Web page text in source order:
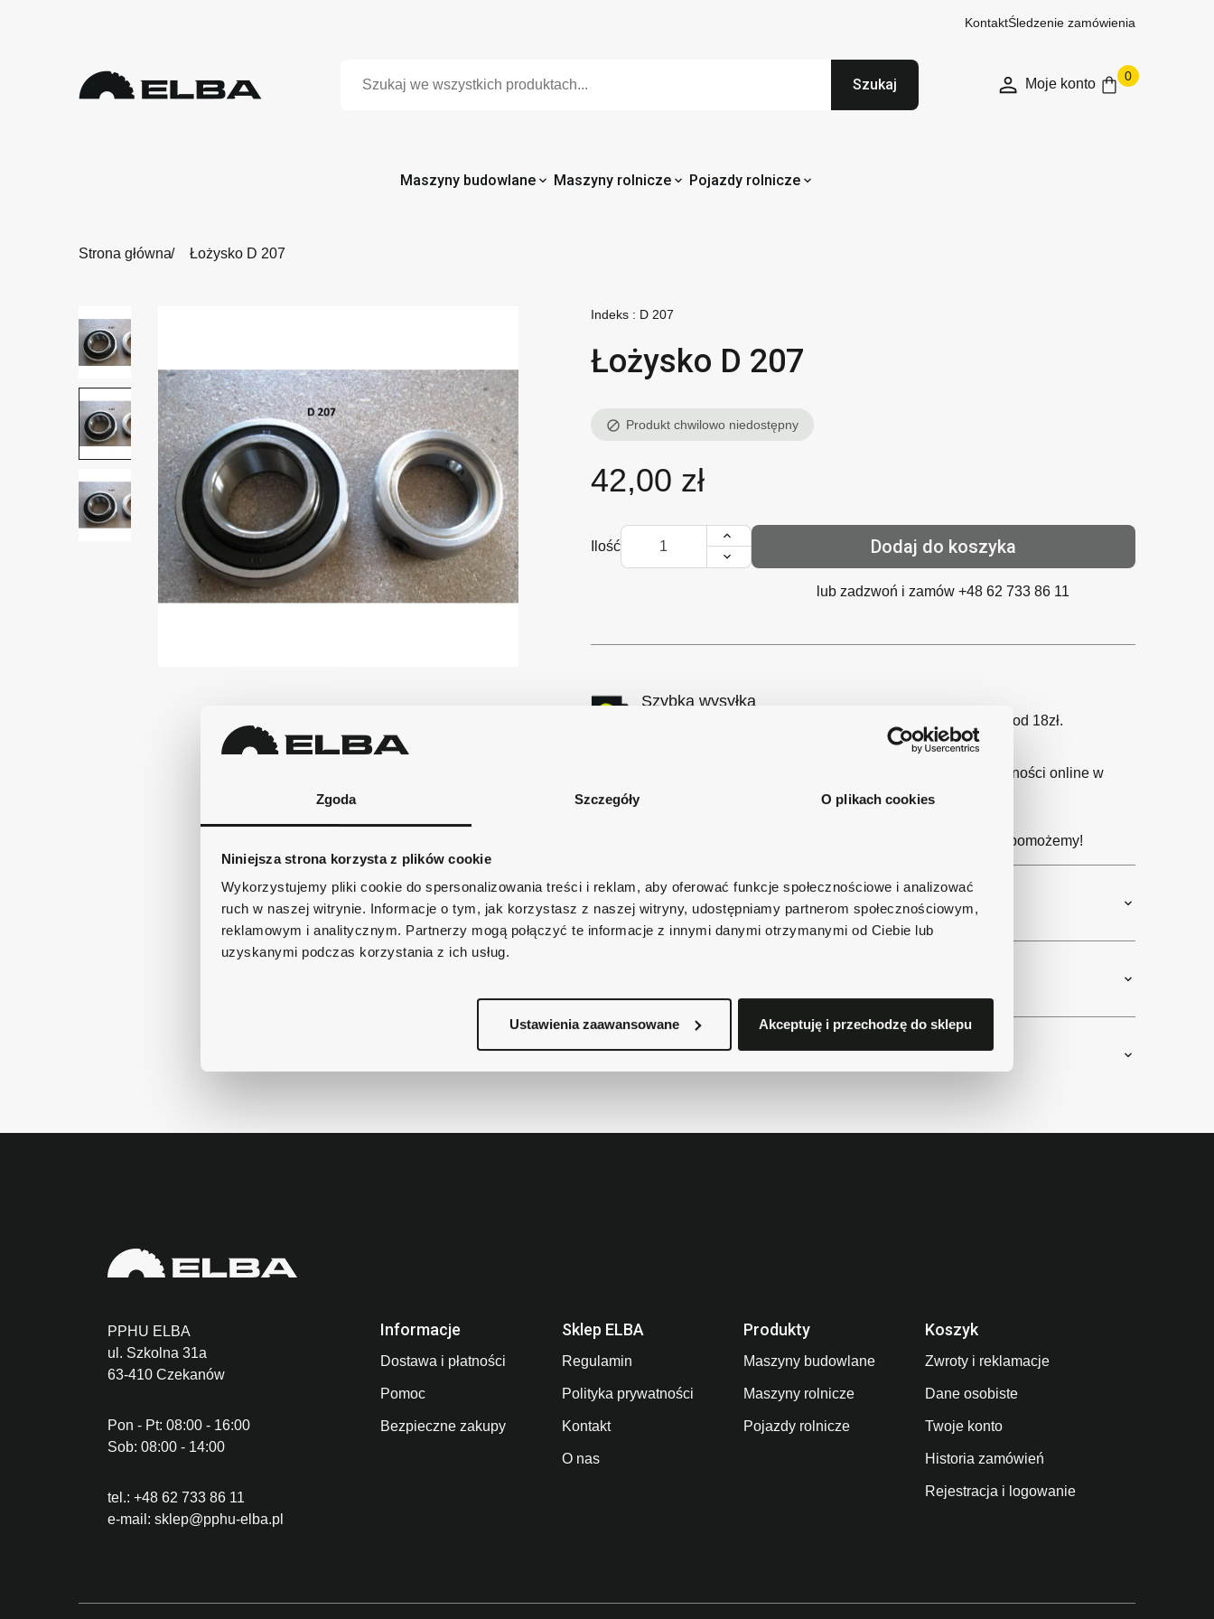
Zgoda Szczegóły O plikach cookies
Niniejsza strona korzysta z plików cookie
Wykorzystujemy pliki cookie do spersonalizowania treści i reklam, aby oferować funkcje społecznościowe i analizować
ruch w naszej witrynie. Informacje o tym, jak korzystasz z naszej witryny, udostępniamy partnerom społecznościowym,
reklamowym i analitycznym. Partnerzy mogą połączyć te informacje z innymi danymi otrzymanymi od Ciebie lub
uzyskanymi podczas korzystania z ich usług.
Ustawienia zaawansowane Akceptuję i przechodzę do sklepu
KontaktŚledzenie zamówienia
Szukaj Moje konto
0
Maszyny budowlane Maszyny rolnicze Pojazdy rolnicze
Strona główna Łożysko D 207
Indeks : D 207
Łożysko D 207
block Produkt chwilowo niedostępny
42,00 zł
Ilość Dodaj do koszyka
lub zadzwoń i zamów+48 62 733 86 11
Szybka wysyłka
Zamówienia wysyłamy w ciągu 1-2 dni, koszt dostawy już od 18zł.
Płatności obsługuje Przelewy24 - największy operator płatności online w
Zadzwoń do nas 62 733 86 11 lub napisz e-mail. Chętnie pomożemy!
Krótki opis
Dostawa
PPHU ELBA
ul. Szkolna 31a
63-410 Czekanów
Pon - Pt: 08:00 - 16:00
Sob: 08:00 - 14:00
tel.: +48 62 733 86 11
e-mail: sklep@pphu-elba.pl
Informacje
Dostawa i płatności
Pomoc
Bezpieczne zakupy
Sklep ELBA
Regulamin
Polityka prywatności
Kontakt
O nas
Produkty
Maszyny budowlane
Maszyny rolnicze
Pojazdy rolnicze
Koszyk
Zwroty i reklamacje
Dane osobiste
Twoje konto
Historia zamówień
Rejestracja i logowanie